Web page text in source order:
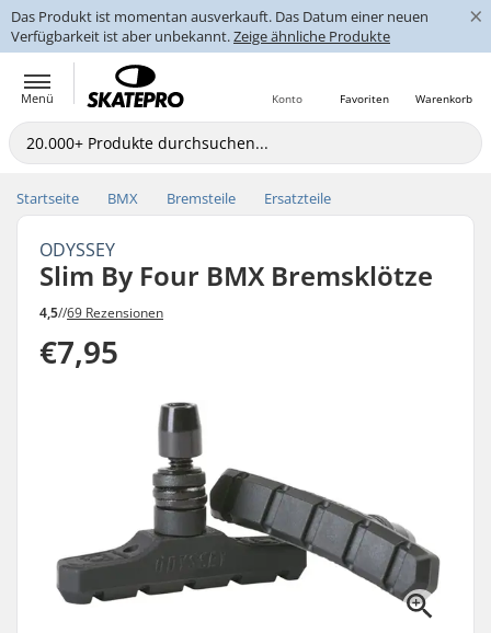
Das Produkt ist momentan ausverkauft. Das Datum einer neuen
Verfügbarkeit ist aber unbekannt.Zeige ähnliche Produkte
×
Menü Warenkorb
Favoriten
Konto
Startseite BMX Bremsteile Ersatzteile
ODYSSEY
Slim By Four BMX Bremsklötze
4,5//69 Rezensionen
€7,95